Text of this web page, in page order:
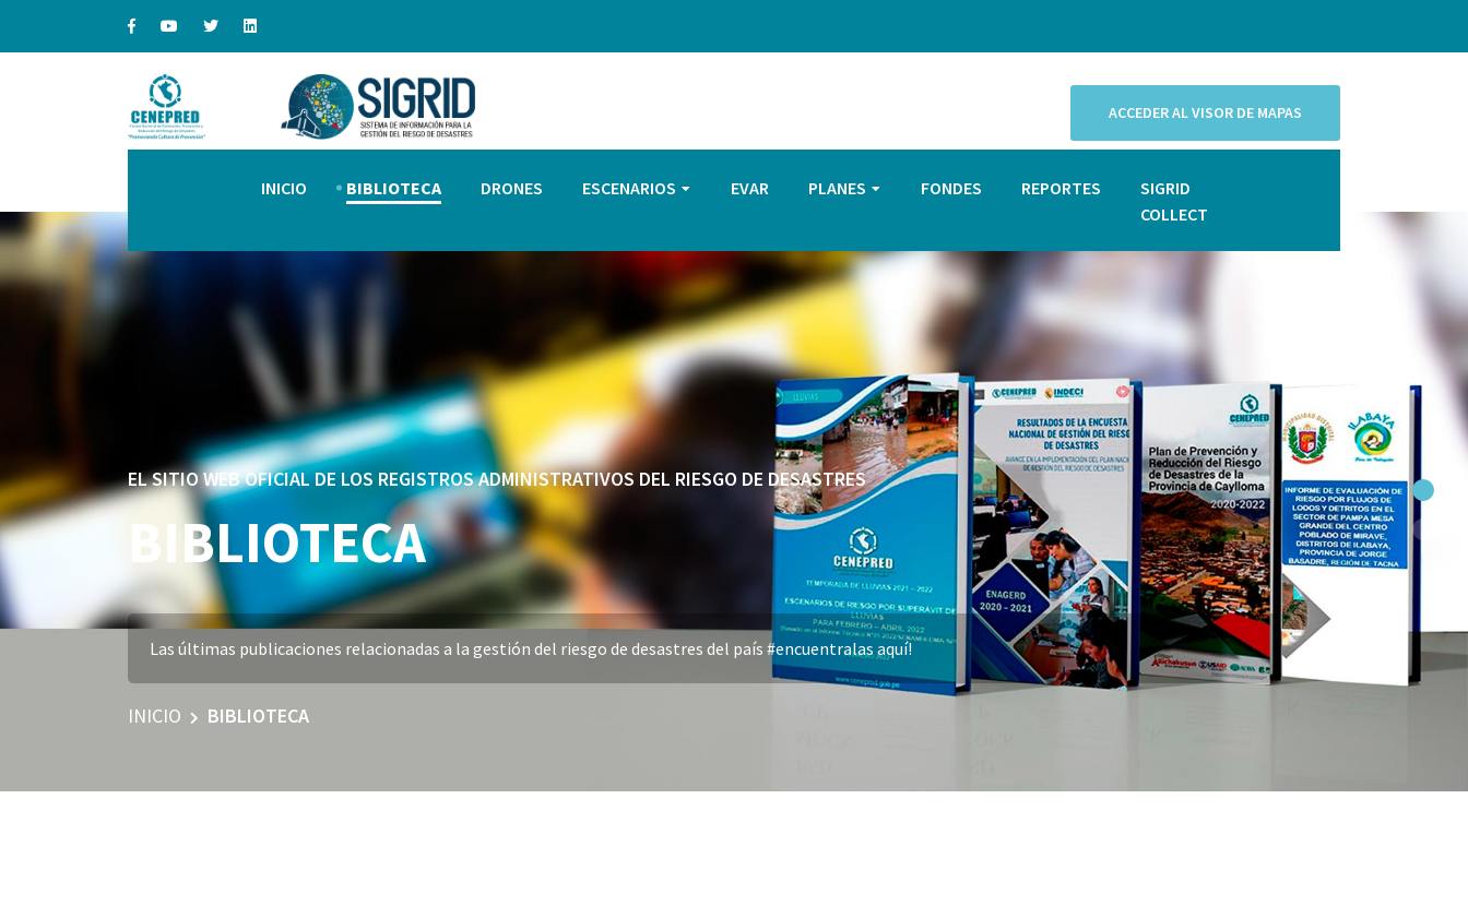
ACCEDER AL VISOR DE MAPAS
INICIO BIBLIOTECA DRONES ESCENARIOS EVAR PLANES FONDES REPORTES
SIGRID
COLLECT
EL SITIO WEB OFICIAL DE LOS REGISTROS ADMINISTRATIVOS DEL RIESGO DE DESASTRES
BIBLIOTECA
Las últimas publicaciones relacionadas a la gestión del riesgo de desastres del país #encuentralas aquí!
INICIO BIBLIOTECA